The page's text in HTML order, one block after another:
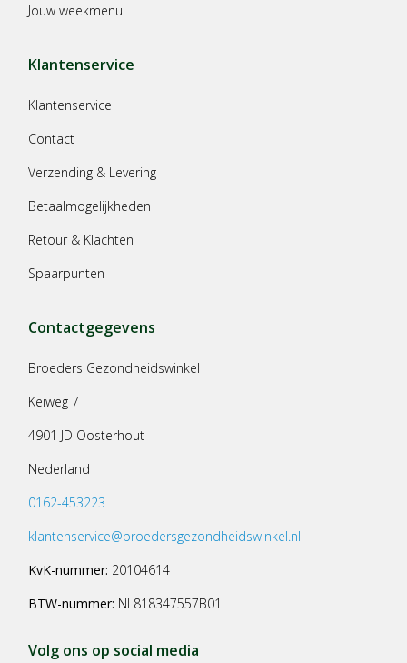
Jouw weekmenu
Klantenservice
Klantenservice
Contact
Verzending & Levering
Betaalmogelijkheden
Retour & Klachten
Spaarpunten
Contactgegevens
Broeders Gezondheidswinkel
Keiweg 7
4901 JD Oosterhout
Nederland
0162-453223
klantenservice@broedersgezondheidswinkel.nl
KvK-nummer: 20104614
BTW-nummer: NL818347557B01
Volg ons op social media